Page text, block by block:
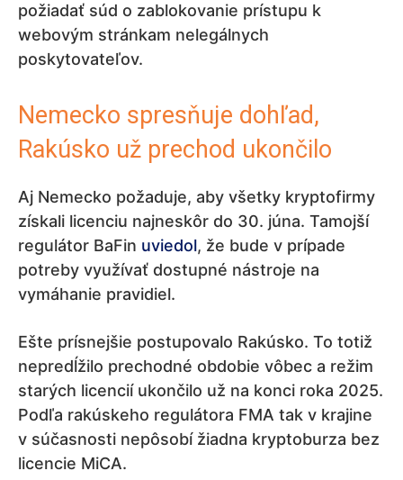
požiadať súd o zablokovanie prístupu k
webovým stránkam nelegálnych
poskytovateľov.
Nemecko spresňuje dohľad,
Rakúsko už prechod ukončilo
Aj Nemecko požaduje, aby všetky kryptofirmy
získali licenciu najneskôr do 30. júna. Tamojší
regulátor BaFin uviedol, že bude v prípade
potreby využívať dostupné nástroje na
vymáhanie pravidiel.
Ešte prísnejšie postupovalo Rakúsko. To totiž
nepredĺžilo prechodné obdobie vôbec a režim
starých licencií ukončilo už na konci roka 2025.
Podľa rakúskeho regulátora FMA tak v krajine
v súčasnosti nepôsobí žiadna kryptoburza bez
licencie MiCA.